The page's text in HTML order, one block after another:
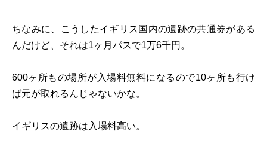
ちなみに、こうしたイギリス国内の遺跡の共通券がある
んだけど、それは1ヶ月パスで1万6千円。
600ヶ所もの場所が入場料無料になるので10ヶ所も行け
ば元が取れるんじゃないかな。
イギリスの遺跡は入場料高い。